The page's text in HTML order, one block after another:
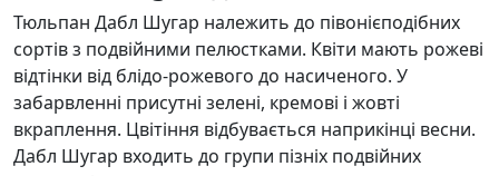
Тюльпан Дабл Шугар належить до півонієподібних
сортів з подвійними пелюстками. Квіти мають рожеві
відтінки від блідо-рожевого до насиченого. У
забарвленні присутні зелені, кремові і жовті
вкраплення. Цвітіння відбувається наприкінці весни.
Дабл Шугар входить до групи пізніх подвійних